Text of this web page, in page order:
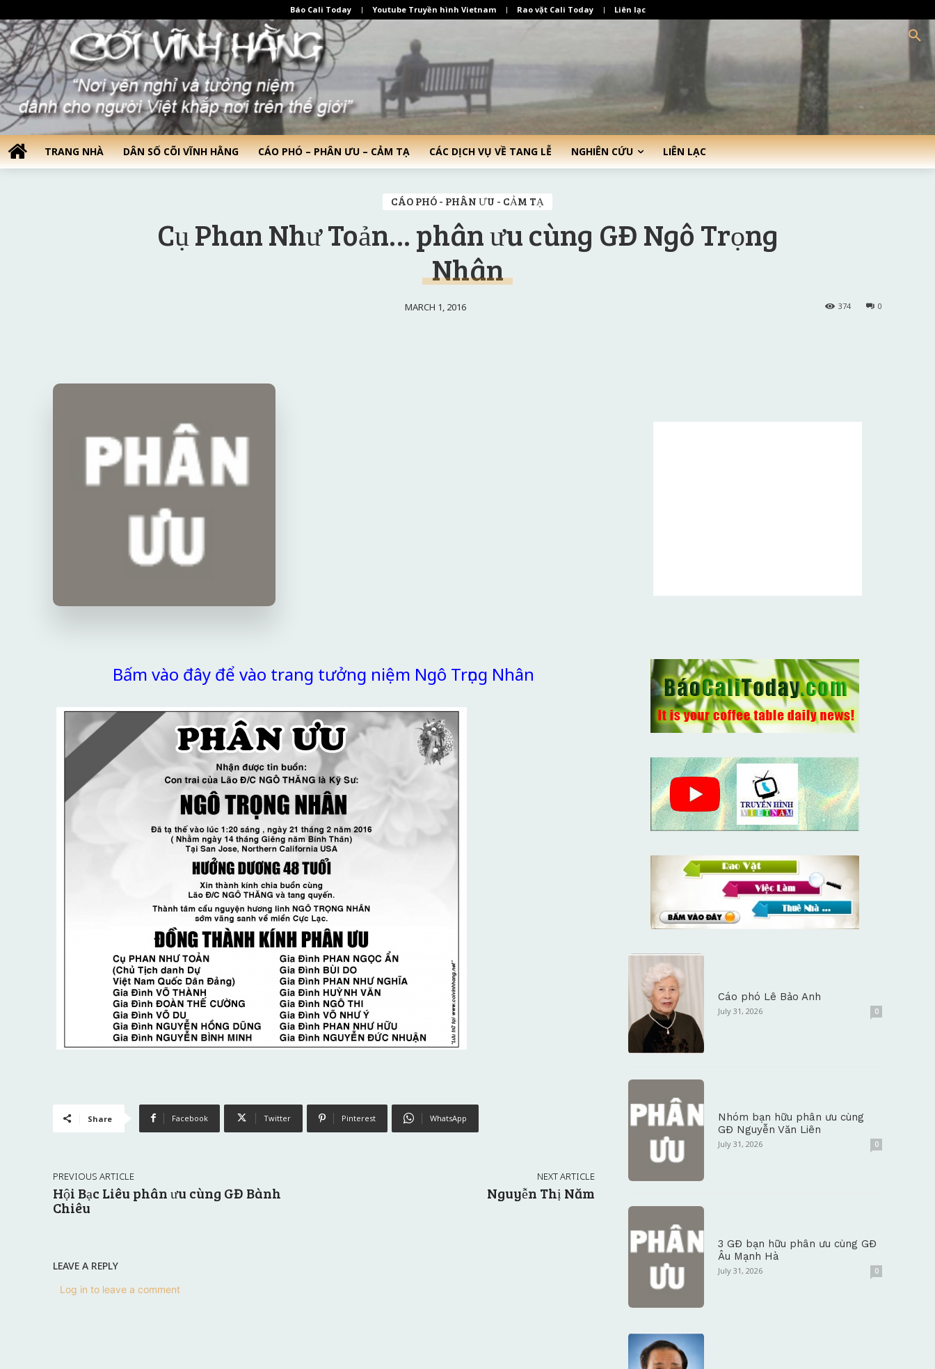
Báo Cali Today Youtube Truyền hình Vietnam Rao vặt Cali Today Liên lạc
TRANG NHÀ DÂN SỐ CÕI VĨNH HẰNG CÁO PHÓ – PHÂN ƯU – CẢM TẠ CÁC DỊCH VỤ VỀ TANG LỄ NGHIÊN CỨU LIÊN LẠC
CÁO PHÓ - PHÂN ƯU - CẢM TẠ
Cụ Phan Như Toản… phân ưu cùng GĐ Ngô Trọng
Nhân
MARCH 1, 2016 0
374
Bấm vào đây để vào trang tưởng niệm Ngô Trọng Nhân
Share Facebook Twitter Pinterest WhatsApp
PREVIOUS ARTICLE
Hội Bạc Liêu phân ưu cùng GĐ Bành
Chiêu
NEXT ARTICLE
Nguyễn Thị Năm
LEAVE A REPLY
Log in to leave a comment
Cáo phó Lê Bảo Anh
July 31, 2026 0
Nhóm bạn hữu phân ưu cùng
GĐ Nguyễn Văn Liên
July 31, 2026 0
3 GĐ bạn hữu phân ưu cùng GĐ
Âu Mạnh Hà
July 31, 2026 0